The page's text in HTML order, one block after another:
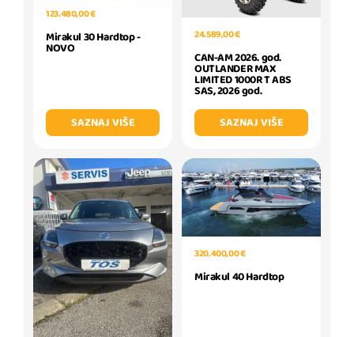
123.480,00 €
Mirakul 30 Hardtop -
NOVO
SAZNAJ VIŠE
24.589,00 €
CAN-AM 2026. god.
OUTLANDER MAX
LIMITED 1000R T ABS
SAS, 2026 god.
SAZNAJ VIŠE
320.400,00 €
Mirakul 40 Hardtop